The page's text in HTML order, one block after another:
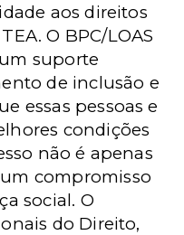
aos direitos
O BPC/LOAS
suporte
de inclusão e
essas pessoas e
condições
não é apenas
compromisso
social. O
do Direito,